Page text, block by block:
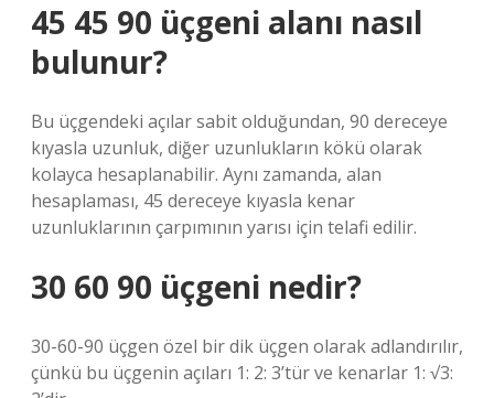
45 45 90 üçgeni alanı nasıl
bulunur?
Bu üçgendeki açılar sabit olduğundan, 90 dereceye
kıyasla uzunluk, diğer uzunlukların kökü olarak
kolayca hesaplanabilir. Aynı zamanda, alan
hesaplaması, 45 dereceye kıyasla kenar
uzunluklarının çarpımının yarısı için telafi edilir.
30 60 90 üçgeni nedir?
30-60-90 üçgen özel bir dik üçgen olarak adlandırılır,
çünkü bu üçgenin açıları 1: 2: 3’tür ve kenarlar 1: √3: